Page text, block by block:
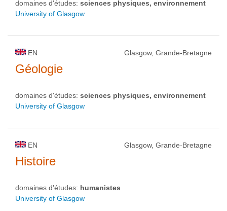
domaines d'études: sciences physiques, environnement
University of Glasgow
EN Glasgow, Grande-Bretagne
Géologie
domaines d'études: sciences physiques, environnement
University of Glasgow
EN Glasgow, Grande-Bretagne
Histoire
domaines d'études: humanistes
University of Glasgow